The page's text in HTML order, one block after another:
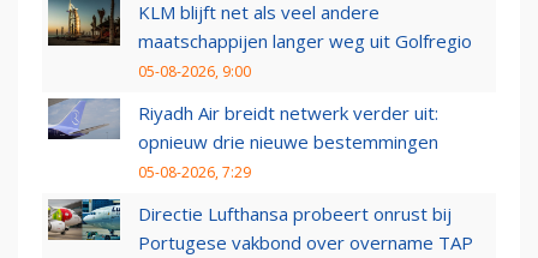
KLM blijft net als veel andere
maatschappijen langer weg uit Golfregio
05-08-2026, 9:00
Riyadh Air breidt netwerk verder uit:
opnieuw drie nieuwe bestemmingen
05-08-2026, 7:29
Directie Lufthansa probeert onrust bij
Portugese vakbond over overname TAP